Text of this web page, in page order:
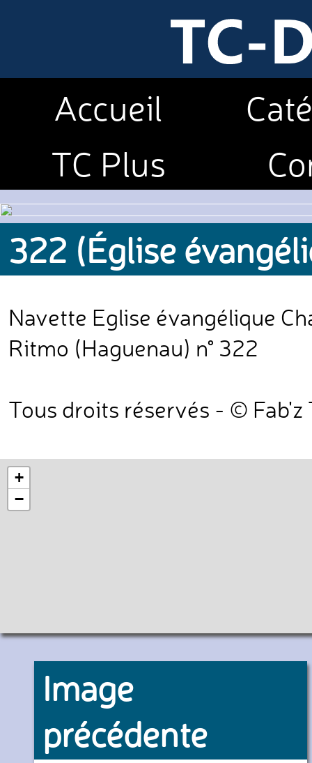
Accueil
TC Plus
322 (Église
Navette Eglise évangélique
Ritmo (Haguenau) n° 322
Tous droits réservés - © Fab'z
+
−
Image
précédente